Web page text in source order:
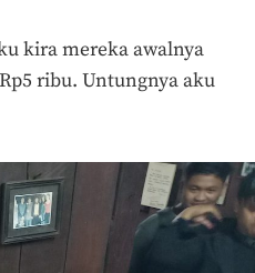
kira mereka awalnya
ribu. Untungnya aku